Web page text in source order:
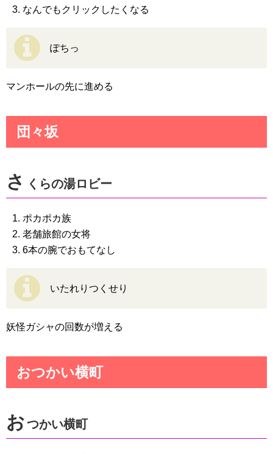
なんでもクリックしたくなる
ぽちっ
マンホールの先に進める
団々坂
さ くらの湯ロビー
ポカポカ族
老舗旅館の女将
6本の腕でおもてなし
いたれりつくせり
妖怪ガシャの回数が増える
おつかい横町
おつかい横町